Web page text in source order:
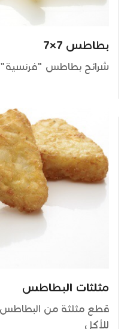
بطاطس 7×7
شرائح بطاطس "فرنسية"
مثلثات البطاطس
قطع مثلثة من البطاطس
للأكل